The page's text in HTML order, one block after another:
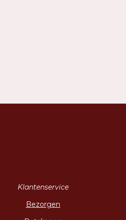
Klantenservice
Bezorgen